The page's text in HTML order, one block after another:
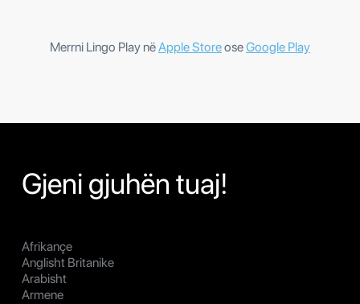
Merrni Lingo Play nëApple StoreoseGoogle Play
Gjeni gjuhën tuaj!
Afrikançe
Anglisht Britanike
Arabisht
Armene